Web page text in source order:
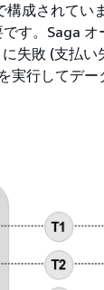
成されてい
す。Saga
失敗 (支払
実行してデー